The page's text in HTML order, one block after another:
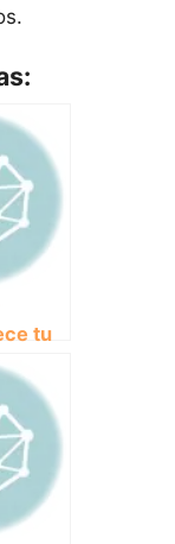
tu
la